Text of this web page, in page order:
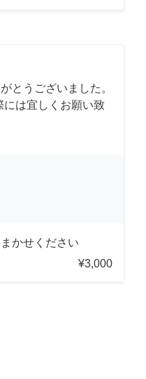
とうございました。
には宜しくお願い致
かせください
¥3,000